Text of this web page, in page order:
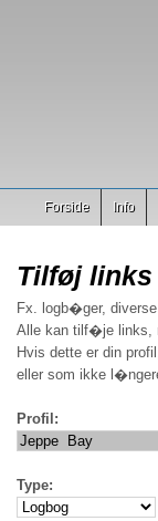
Forside Info
Tilføj
Fx. logb�ger,
Alle kan tilf�je links,
Hvis dette er din
eller som ikke
Profil:
Type: